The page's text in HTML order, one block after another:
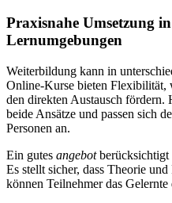
Praxisnahe Umsetzung
Lernumgebungen
Weiterbildung kann in
Online-Kurse bieten Flexibilität,
den direkten Austausch
beide Ansätze und passen sich
Personen an.
Ein gutes angebot
Es stellt sicher, dass Theorie
können Teilnehmer das